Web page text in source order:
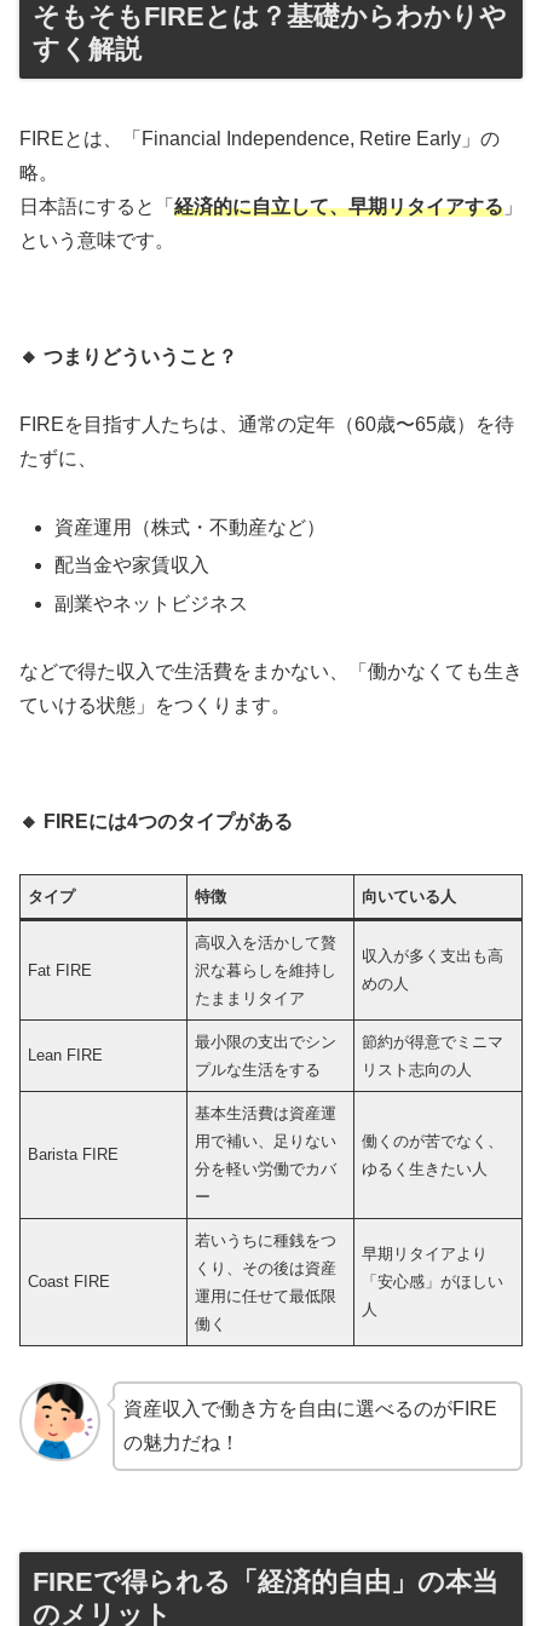
そもそもFIREとは？基礎からわかりや
すく解説
FIREとは、「Financial Independence, Retire Early」の
略。
日本語にすると「 経済的に自立して、早期リタイアする 」
という意味です。
🔸 つまりどういうこと？
FIREを目指す人たちは、通常の定年（60歳〜65歳）を待
たずに、
資産運用（株式・不動産など）
配当金や家賃収入
副業やネットビジネス
などで得た収入で生活費をまかない、「働かなくても生き
ていける状態」をつくります。
🔸 FIREには4つのタイプがある
タイプ 特徴 向いている人
Fat FIRE
高収入を活かして贅
沢な暮らしを維持し
たままリタイア
収入が多く支出も高
めの人
Lean FIRE
最小限の支出でシン
プルな生活をする
節約が得意でミニマ
リスト志向の人
Barista FIRE
基本生活費は資産運
用で補い、足りない
分を軽い労働でカバ
ー
働くのが苦でなく、
ゆるく生きたい人
Coast FIRE
若いうちに種銭をつ
くり、その後は資産
運用に任せて最低限
働く
早期リタイアより
「安心感」がほしい
人
資産収入で働き方を自由に選べるのがFIRE
の魅力だね！
FIREで得られる「経済的自由」の本当
のメリット